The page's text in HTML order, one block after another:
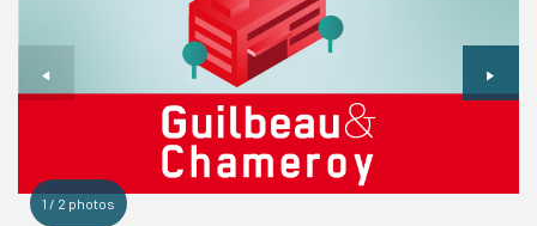
1 / 2 photos